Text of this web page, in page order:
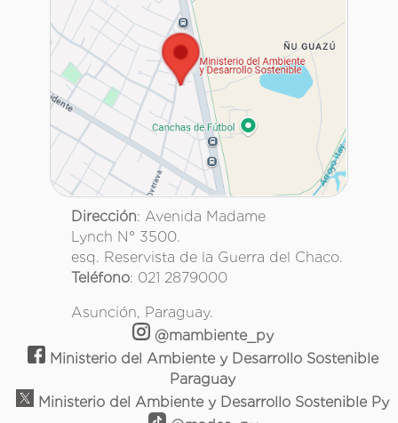
Dirección: Avenida Madame
Lynch N° 3500.
esq. Reservista de la Guerra del Chaco.
Teléfono: 021 2879000
Asunción, Paraguay.
@mambiente_py
Ministerio del Ambiente y Desarrollo Sostenible
Paraguay
Ministerio del Ambiente y Desarrollo Sostenible Py